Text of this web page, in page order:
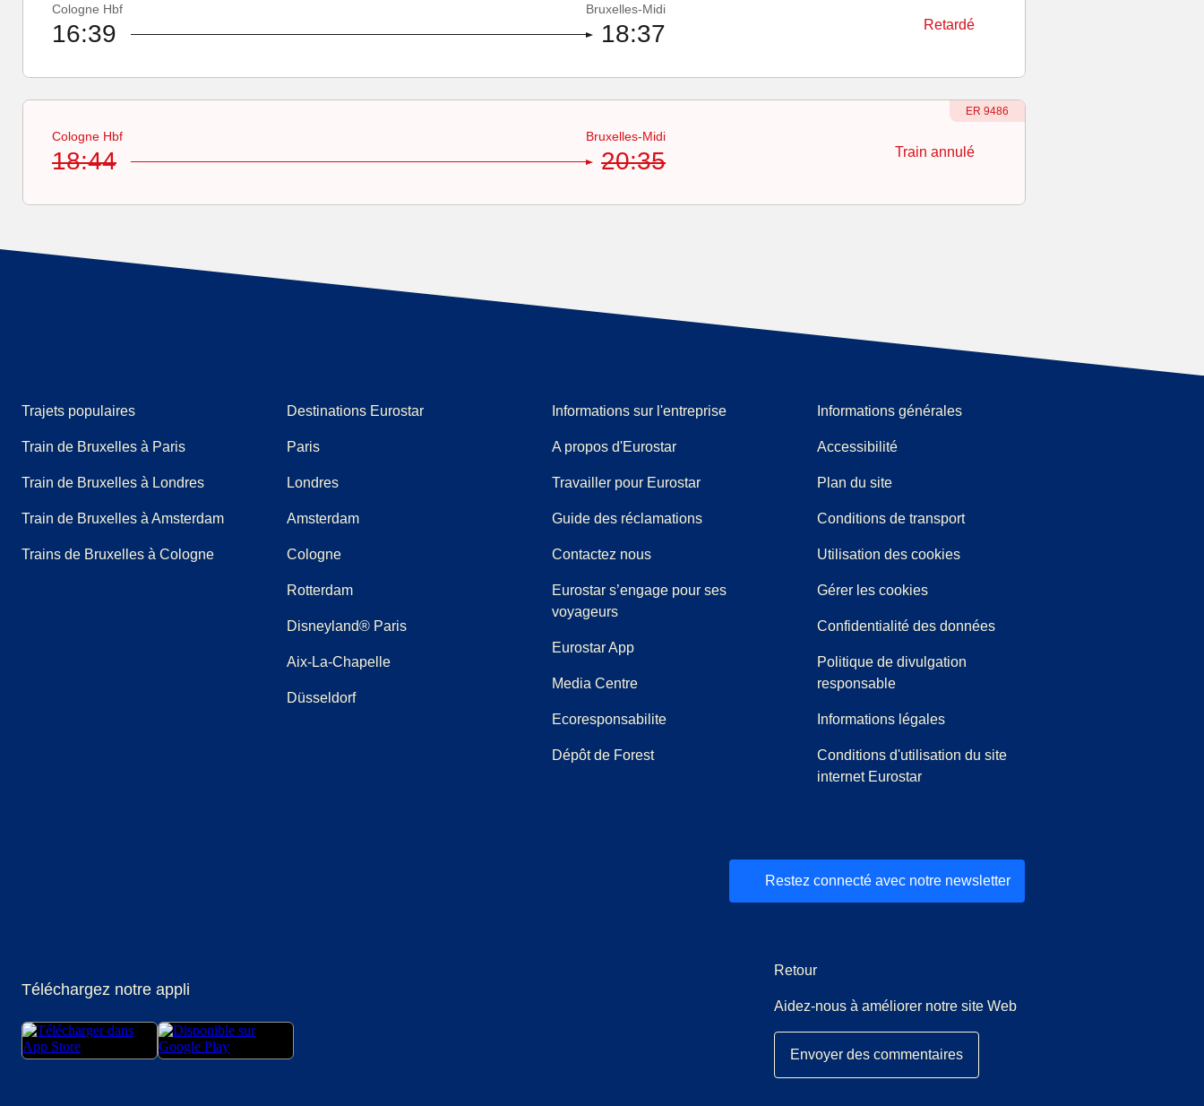
Cologne Hbf Bruxelles-Midi
16:39 18:37 Retardé
Numéro du train
ER 9486
Cologne Hbf Bruxelles-Midi
18:44 20:35 Train annulé
Trajets populaires
Train de Bruxelles à Paris
Train de Bruxelles à Londres
Train de Bruxelles à Amsterdam
Trains de Bruxelles à Cologne
Destinations Eurostar
Paris
Londres
Amsterdam
Cologne
Rotterdam
Disneyland® Paris
Aix-La-Chapelle
Düsseldorf
Informations sur l'entreprise
A propos d'Eurostar
Travailler pour Eurostar
Guide des réclamations( Ouvre un nouvel onglet)
(
Contactez nous
Eurostar s’engage pour ses
voyageurs
Eurostar App
Media Centre(
Ecoresponsabilite
Dépôt de Forest
Informations générales
Accessibilité
Plan du site
Conditions de transport
Utilisation des cookies
Gérer les cookies
Confidentialité des données
Politique de divulgation
responsable
Informations légales
Conditions d'utilisation du site
internet Eurostar
Restez connecté avec notre newsletter
Téléchargez notre appli
Retour
Aidez-nous à améliorer notre site Web
Envoyer des commentaires